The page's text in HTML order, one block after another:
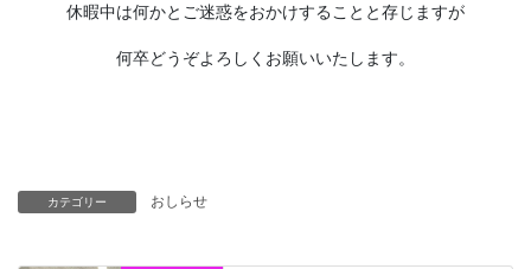
休暇中は何かとご迷惑をおかけすることと存じますが
何卒どうぞよろしくお願いいたします。
カテゴリー おしらせ